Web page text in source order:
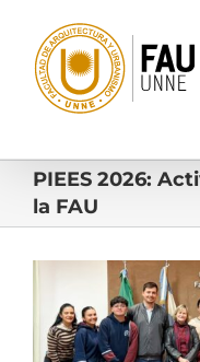
contenido
PIEES 2026:
la FAU
imagen
más
grande